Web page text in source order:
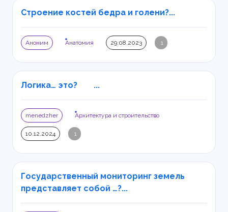
Строение костей бедра и голени?...
Аноним Анатомия 29.08.2023 1
Логика… это? ...
menedzher Архитектура и строительство
10.12.2024 1
Государственный мониторинг земель
представляет собой …?...